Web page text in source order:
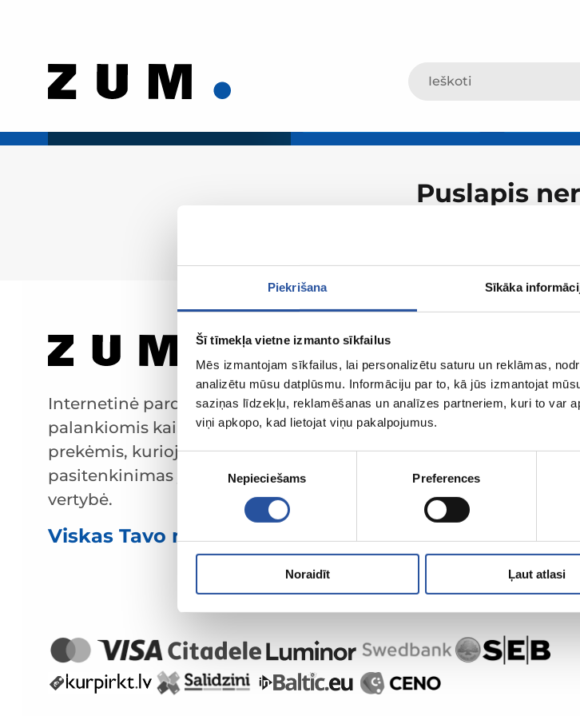
Piekrišana Sīkāka
Šī tīmekļa vietne izmanto sīkfailus
Mēs izmantojam sīkfailus, lai personalizētu saturu un reklāmas,
analizētu mūsu datplūsmu. Informāciju par to, kā jūs izmantojat
saziņas līdzekļu, reklamēšanas un analīzes partneriem, kuri to var
viņi apkopo, kad lietojat viņu pakalpojumus.
Piekrišanas
Nepieciešams Preferences
Noraidīt Ļaut atlasi
Puslapis
Internetinė parduotuvė su
palankiomis kainomis ir kokybiškomis
prekėmis, kurioje klientų
pasitenkinimas yra mūsų pagrindinė
vertybė.
Viskas Tavo namams ir sodui!